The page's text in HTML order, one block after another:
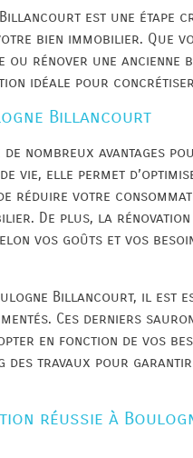
est une étape
bien immobilier. Que
rénover une ancienne
idéale pour
Billancourt
nombreux avantages
vie, elle permet
réduire votre
De plus, la
vos goûts et vos
Billancourt, il est
Ces derniers
en fonction de vos
des travaux pour
réussie à